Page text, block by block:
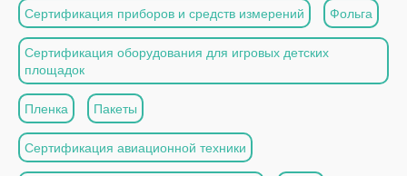
Сертификация приборов и средств измерений Фольга
Сертификация оборудования для игровых детских
площадок
Пленка Пакеты
Сертификация авиационной техники